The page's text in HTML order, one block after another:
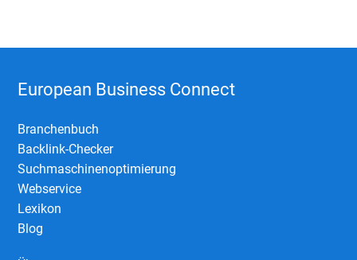
European Business Connect
Branchenbuch
Backlink-Checker
Suchmaschinenoptimierung
Webservice
Lexikon
Blog